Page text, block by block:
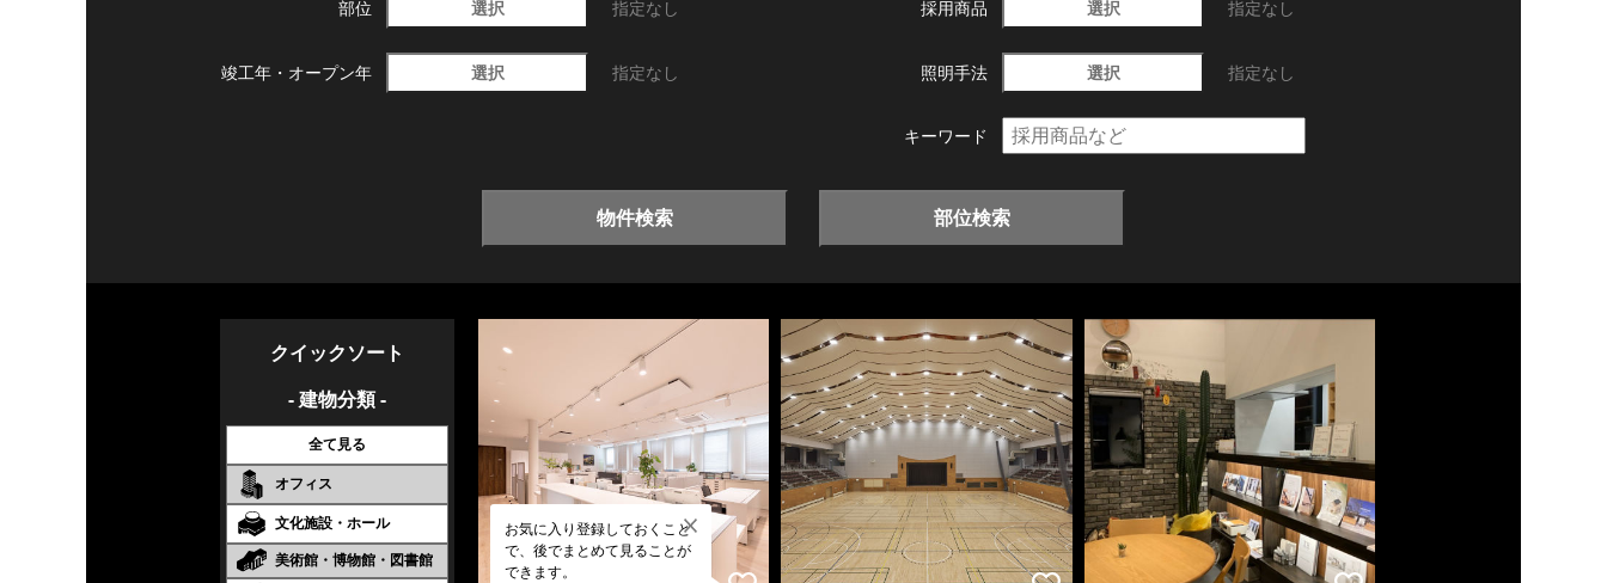
部位 選択 指定なし 採用商品 選択 指定なし
竣工年・ オープン年 選択 指定なし 照明手法 選択 指定なし
キーワード
物件検索 部位検索
クイックソート
- 建物分類 -
全て見る
オフィス
文化施設・ホール
美術館・博物館・図書館
お気に入り登録しておくこと
で、後でまとめて見ることが
できます。